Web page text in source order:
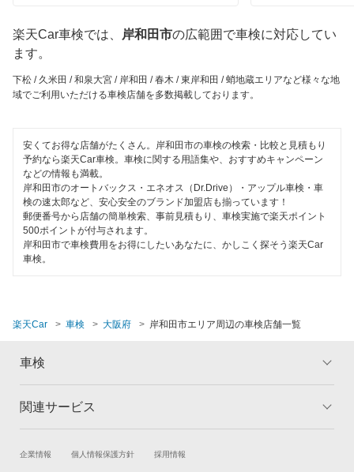
豊中市
豊能郡
寝屋川市
羽曳野市
阪南市
東大阪市
三島郡
南河内郡
箕面市
コンピューター診断
楽天Car車検では、 岸和田市の広範囲で車検に対応してい
ます。
下松 / 久米田 / 和泉大宮 / 岸和田 / 春木 / 東岸和田 / 蛸地蔵エリアなど様々な地
域でご利用いただける車検店舗を多数掲載しております。
安くてお得な店舗がたくさん。岸和田市の車検の検索・比較と見積もり
予約なら楽天Car車検。車検に関する用語集や、おすすめキャンペーン
などの情報も満載。
岸和田市のオートバックス・エネオス（Dr.Drive）・アップル車検・車
検の速太郎など、安心安全のブランド加盟店も揃っています！
郵便番号から店舗の簡単検索、事前見積もり、車検実施で楽天ポイント
500ポイントが付与されます。
岸和田市で車検費用をお得にしたいあなたに、かしこく探そう楽天Car
車検。
楽天Car 車検 大阪府 岸和田市エリア周辺の車検店舗一覧
車検
トップ
車検の基礎知識 キャンペーン一覧
関連サービス
試乗・商談 新車購入
企業情報 個人情報保護方針 採用情報